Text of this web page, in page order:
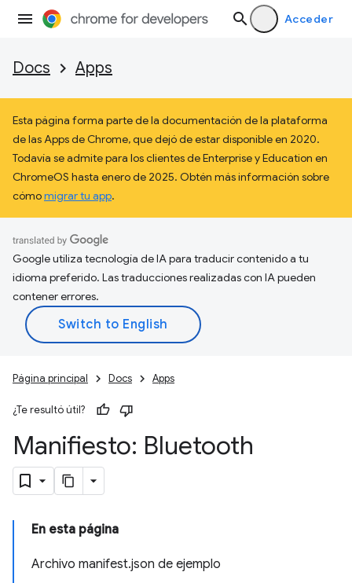
Acceder
Docs Apps
Esta página forma parte de la documentación de la plataforma
de las Apps de Chrome, que dejó de estar disponible en 2020.
Todavía se admite para los clientes de Enterprise y Education en
ChromeOS hasta enero de 2025. Obtén más información sobre
cómomigrar tu app.
Google utiliza tecnología de IA para traducir contenido a tu
idioma preferido. Las traducciones realizadas con IA pueden
contener errores.
Página principal Docs Apps
¿Te resultó útil?
Manifiesto: Bluetooth
En esta página
Archivo manifest.json de ejemplo